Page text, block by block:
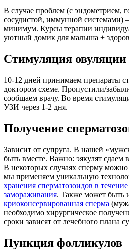
В случае проблем (с эндометрием,
сосудистой, иммунной системами)
минимум. Курсы терапии
уютный домик для малыша +
Стимуляция овуляции
10-12 дней принимаем препараты
доктором схеме. Пропустили/
сообщаем врачу. Во время
УЗИ через 1-2 дня.
Получение
Зависит от супруга. В нашей
быть вместе. Важно: эякулят сдаем
В некоторых случаях сперму можно
мы применяем уникальную
хранения сперматозоидов в течение
замораживания. Также может быть
криоконсервированная сперма
необходимо хирургическое
сроки зависят от лечебного плана
Пункция фолликулов